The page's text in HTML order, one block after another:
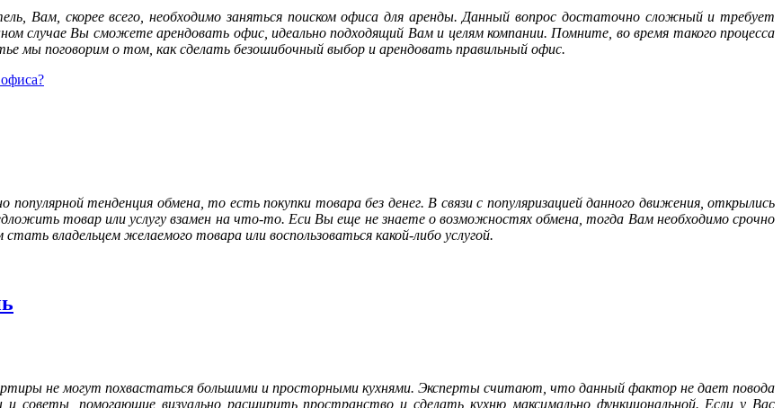
Вам, скорее всего, необходимо заняться поиском офиса для аренды. Данный вопрос достаточно сложный и требует
случае Вы сможете арендовать офис, идеально подходящий Вам и целям компании. Помните, во время такого процесса
мы поговорим о том, как сделать безошибочный выбор и арендовать правильный офис.
тенденция обмена, то есть покупки товара без денег. В связи с популяризацией данного движения, открылись
товар или услугу взамен на что-то. Еси Вы еще не знаете о возможностях обмена, тогда Вам необходимо срочно
владельцем желаемого товара или воспользоваться какой-либо услугой.
не могут похвастаться большими и просторными кухнями. Эксперты считают, что данный фактор не дает повода
советы, помогающие визуально расширить пространство и сделать кухню максимально функциональной. Если у Вас